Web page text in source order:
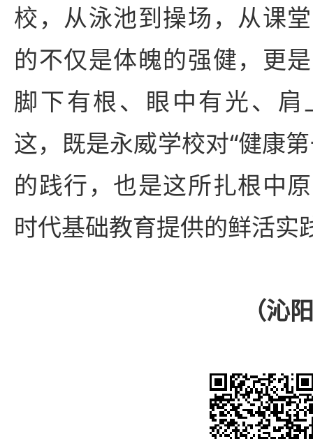
校，从泳池到操场，从课
的不仅是体魄的强健，更
脚下有根、眼中有光、
这，既是永威学校对“健康
的践行，也是这所扎根中
时代基础教育提供的鲜活实
（沁